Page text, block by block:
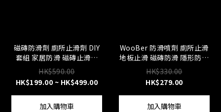
磁磚防滑劑 廁所止滑劑 DIY
套組 家居防滑 磁磚止滑劑
廁所防滑 止滑劑 防滑貼 防
滑墊 台灣製
HK$590.00
HK$199.00 ~ HK$499.00
加入購物車
WooBer 防滑噴劑 廁所止滑
地板止滑 磁磚防滑 隱形防滑
止滑劑 民宿 養老中心 修繕
業 業務用 台灣製
HK$330.00
HK$279.00
加入購物車